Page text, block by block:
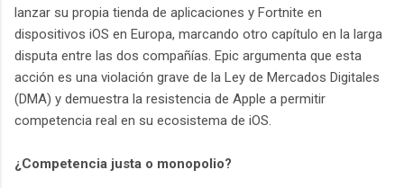
lanzar su propia tienda de aplicaciones y Fortnite en
dispositivos iOS en Europa, marcando otro capítulo en la larga
disputa entre las dos compañías. Epic argumenta que esta
acción es una violación grave de la Ley de Mercados Digitales
(DMA) y demuestra la resistencia de Apple a permitir
competencia real en su ecosistema de iOS.
¿Competencia justa o monopolio?